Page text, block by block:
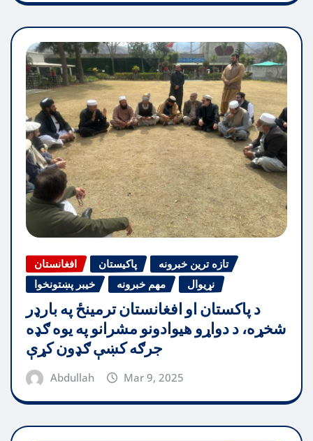
افغانستان پاکیستان
تازه ترین خبرونه
خیبر پښتونخوا
مهم خبرونه نړیوال
د پاکستان او افغانستان ترمینځ په بارډر
شخړه، د دواړو هیوادونو مشرانو په یوه ګډه
جرګه کښې ګډون کړې
Abdullah Mar 9, 2025